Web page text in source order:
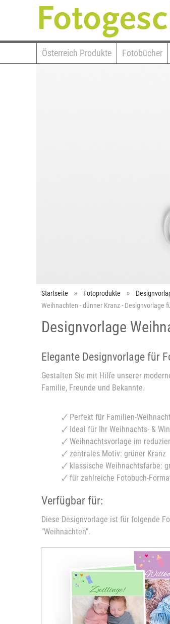
Österreich Produkte Fotobücher
Startseite Fotoprodukte
Weihnachten - dünner Kranz - Designvorlage
Designvorlage
Elegante Designvorlage für
Gestalten Sie mit Hilfe unserer
Familie, Freunde und Bekannte.
🗸 Perfekt für Familien-
🗸 Ideal für Ihr Weihnachts- &
🗸 Weihnachtsvorlage im
🗸 zentrales Motiv: grüner Kranz
🗸 klassische Weihnachtsfarbe:
🗸 für zahlreiche Fotobuch-
Verfügbar für:
Diese Designvorlage ist für folgende
"Weihnachten".
Format: 10x15 cm
Material: 250 g glossy
inkl. passendem Kuvert
Verschiedene Layouts &